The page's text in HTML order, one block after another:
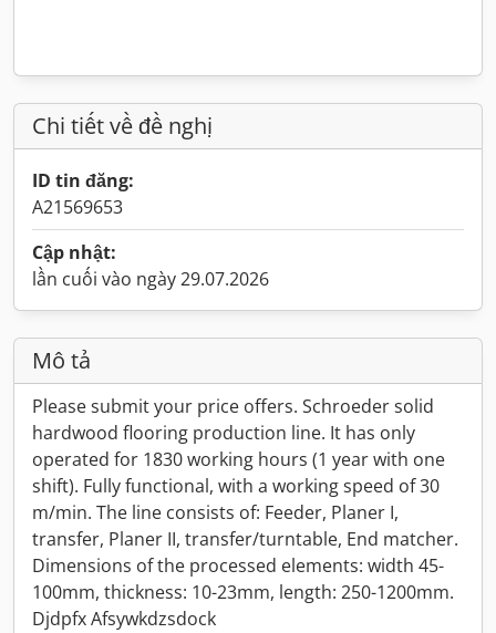
Chi tiết về đề nghị
ID tin đăng:
A21569653
Cập nhật:
lần cuối vào ngày 29.07.2026
Mô tả
Please submit your price offers. Schroeder solid
hardwood flooring production line. It has only
operated for 1830 working hours (1 year with one
shift). Fully functional, with a working speed of 30
m/min. The line consists of: Feeder, Planer I,
transfer, Planer II, transfer/turntable, End matcher.
Dimensions of the processed elements: width 45-
100mm, thickness: 10-23mm, length: 250-1200mm.
Djdpfx Afsywkdzsdock